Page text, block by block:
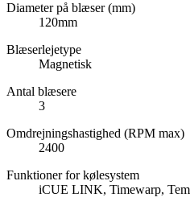
Diameter på blæser (mm)
120mm
Blæserlejetype
Magnetisk
Antal blæsere
3
Omdrejningshastighed (RPM max)
2400
Funktioner for kølesystem
iCUE LINK, Timewarp,